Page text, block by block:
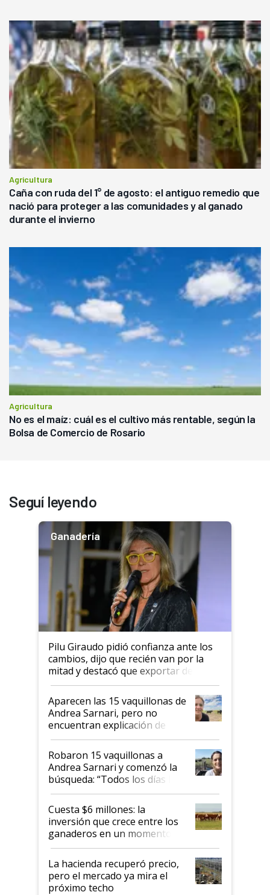
Agricultura
Caña con ruda del 1° de agosto: el antiguo remedio que
nació para proteger a las comunidades y al ganado
durante el invierno
Agricultura
No es el maíz: cuál es el cultivo más rentable, según la
Bolsa de Comercio de Rosario
Seguí leyendo
Ganadería
Pilu Giraudo pidió confianza ante los
cambios, dijo que recién van por la
mitad y destacó que exportar dejó de
ser "para unos pocos": "Tenemos un
mandato muy claro del gobierno
nacional"
Aparecen las 15 vaquillonas de
Andrea Sarnari, pero no
encuentran explicación de
cómo llegaron allí
Robaron 15 vaquillonas a
Andrea Sarnari y comenzó la
búsqueda: “Todos los días le
toca a algún productor”
Cuesta $6 millones: la
inversión que crece entre los
ganaderos en un momento
histórico para la actividad
La hacienda recuperó precio,
pero el mercado ya mira el
próximo techo